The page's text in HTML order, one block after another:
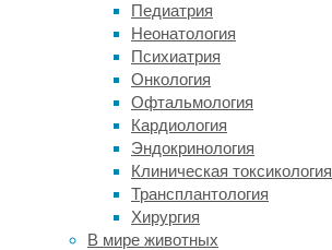
Педиатрия
Неонатология
Психиатрия
Онкология
Офтальмология
Кардиология
Эндокринология
Клиническая токсикология
Трансплантология
Хирургия
В мире животных
соответствие
дозировок
холина
йода,
содержание
которых
прежде
оценивали
редко,